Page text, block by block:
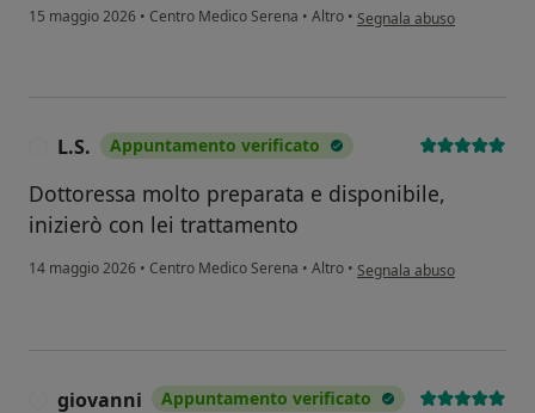
15 maggio 2026 • Centro Medico Serena • Altro • secondo l'opinione
Segnala abuso
L.S. Appuntamento verificato
Dottoressa molto preparata e disponibile,
inizierò con lei trattamento
14 maggio 2026 • Centro Medico Serena • Altro • secondo l'opinione
Segnala abuso
giovanni Appuntamento verificato